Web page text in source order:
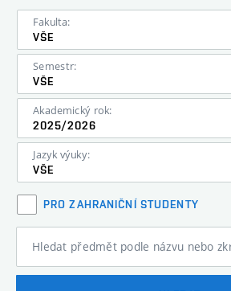
Fakulta:
VŠE
Semestr:
VŠE
Akademický rok:
2025/2026
Jazyk výuky:
VŠE
PRO ZAHRANIČNÍ STUDENTY
Hledat předmět podle názvu nebo